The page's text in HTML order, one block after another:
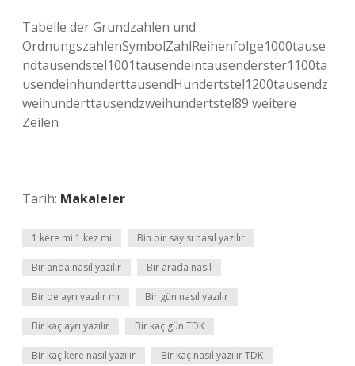
Tabelle der Grundzahlen und
OrdnungszahlenSymbolZahlReihenfolge1000tause
ndtausendstel1001tausendeintausenderster1100ta
usendeinhunderttausendHundertstel1200tausendz
weihunderttausendzweihundertstel89 weitere
Zeilen
Tarih: Makaleler
1 kere mi 1 kez mi Bin bir sayısı nasıl yazılır
Bir anda nasıl yazılır Bir arada nasıl
Bir de ayrı yazılır mı Bir gün nasıl yazılır
Bir kaç ayrı yazılır Bir kaç gün TDK
Bir kaç kere nasıl yazılır Bir kaç nasıl yazılır TDK